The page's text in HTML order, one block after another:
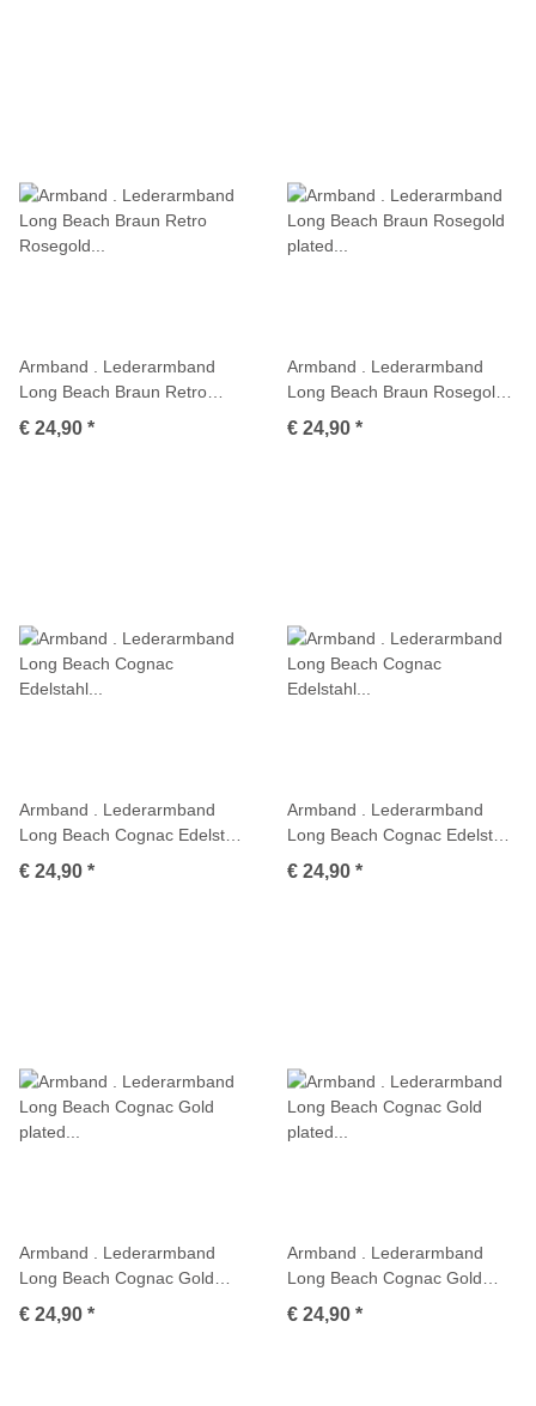
Armband . Lederarmband
Long Beach Braun Retro
Rosegold plated poliert .
M01697
€ 24,90 *
Armband . Lederarmband
Long Beach Braun Rosegold
plated poliert . M01709
€ 24,90 *
Armband . Lederarmband
Long Beach Cognac Edelstahl
poliert . M01689
€ 24,90 *
Armband . Lederarmband
Long Beach Cognac Edelstahl
poliert . M01701
€ 24,90 *
Armband . Lederarmband
Long Beach Cognac Gold
plated poliert . M01690
€ 24,90 *
Armband . Lederarmband
Long Beach Cognac Gold
plated poliert . M01702
€ 24,90 *